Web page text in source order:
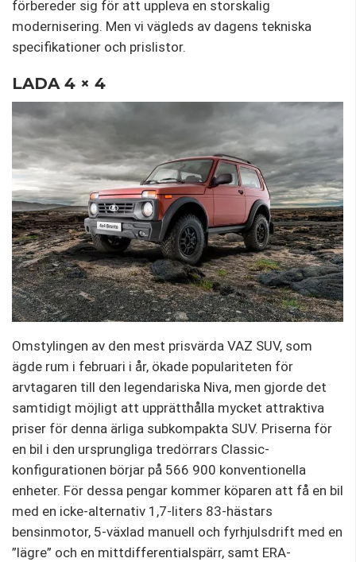
förbereder sig för att uppleva en storskalig
modernisering. Men vi vägleds av dagens tekniska
specifikationer och prislistor.
LADA 4 × 4
Omstylingen av den mest prisvärda VAZ SUV, som
ägde rum i februari i år, ökade populariteten för
arvtagaren till den legendariska Niva, men gjorde det
samtidigt möjligt att upprätthålla mycket attraktiva
priser för denna ärliga subkompakta SUV. Priserna för
en bil i den ursprungliga tredörrars Classic-
konfigurationen börjar på 566 900 konventionella
enheter. För dessa pengar kommer köparen att få en bil
med en icke-alternativ 1,7-liters 83-hästars
bensinmotor, 5-växlad manuell och fyrhjulsdrift med en
”lägre” och en mittdifferentialspärr, samt ERA-